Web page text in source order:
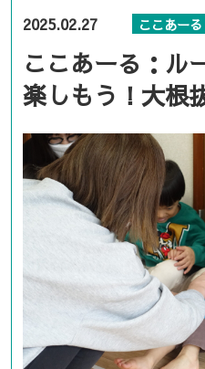
2025.02.27 ここあーる
ここあーる：ル
楽しもう！大根